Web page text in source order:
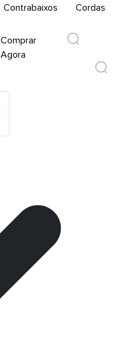
Contrabaixos Cordas
Comprar
Agora